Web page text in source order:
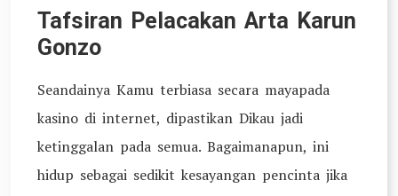
Tafsiran Pelacakan Arta Karun
Gonzo
Seandainya Kamu terbiasa secara mayapada
kasino di internet, dipastikan Dikau jadi
ketinggalan pada semua. Bagaimanapun, ini
hidup sebagai sedikit kesayangan pencinta jika